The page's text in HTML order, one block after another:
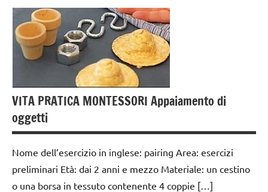
elementari
GUIDA
DIDATTICA
MONTESSORI
TUTTI GLI
ARGOMENTI
PER ETA'
TUTTI GLI
ARTICOLI
cura
dell'ambiente
dai
6
anni
GUIDA
DIDATTICA
MONTESSORI
TUTTI GLI
ARGOMENTI
VITA PRATICA MONTESSORI Appaiamento di
oggetti
Nome dell’esercizio in inglese: pairing Area: esercizi
preliminari Età: dai 2 anni e mezzo Materiale: un cestino
o una borsa in tessuto contenente 4 coppie […]